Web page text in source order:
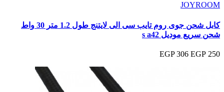
JOYROOM
كابل شحن جوى روم تايب سى الى لايتنج طول 1.2 متر 30 واط
شحن سريع موديل s a42
250 EGP
306 EGP